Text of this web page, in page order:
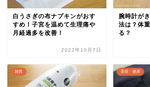
白うさぎの布ナプキンがおす
すめ！子宮を温めて生理痛や
月経過多を改善！
2022年10月7日
腕時計が
法は？体
る？
雑貨 美容・健康